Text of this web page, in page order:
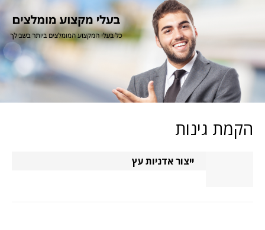
הקמת גינות
ייצור אדניות עץ